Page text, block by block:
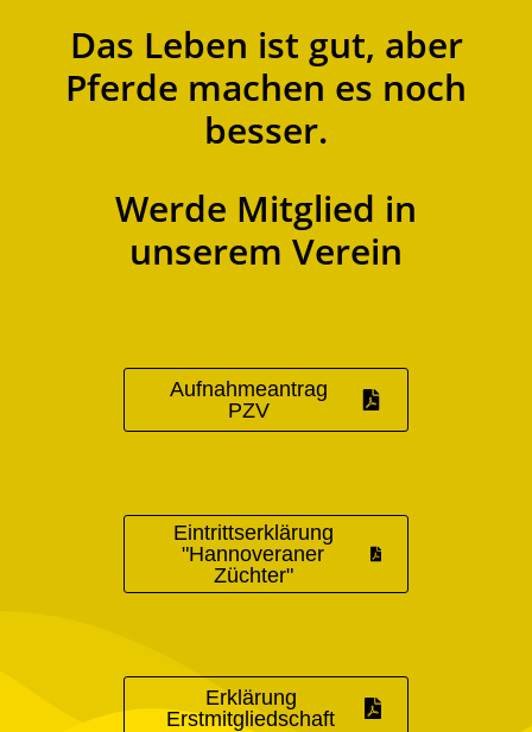
Das Leben ist gut, aber
Pferde machen es noch
besser.
Werde Mitglied in
unserem Verein
Aufnahmeantrag
PZV
Eintrittserklärung
"Hannoveraner
Züchter"
Erklärung
Erstmitgliedschaft